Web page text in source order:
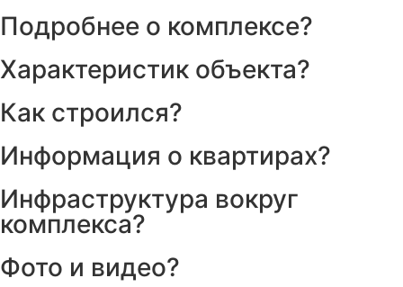
Подробнее о комплексе?
Характеристик объекта?
Как строился?
Информация о квартирах?
Инфраструктура вокруг
комплекса?
Фото и видео?